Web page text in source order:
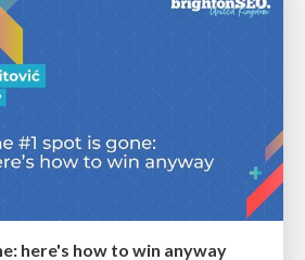
here's how to win anyway